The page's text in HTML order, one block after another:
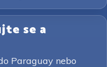
se a
Paraguay nebo